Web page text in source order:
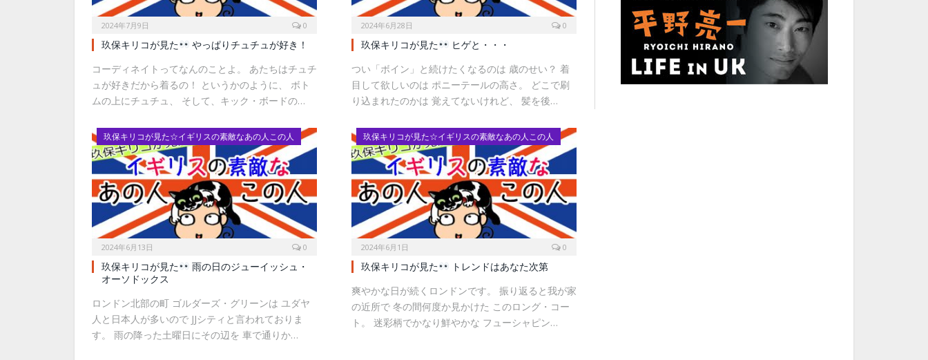
2024年7月9日 0
玖保キリコが見た
やっぱりチュチュが好き！
コーディネイトってなんのことよ。 あたちはチュチ
ュが好きだから着るの！ というかのように、 ボト
ムの上にチュチュ、 そして、キック・ボードの…
2024年6月28日 0
玖保キリコが見た
ヒゲと・・・
つい「ボイン」と続けたくなるのは 歳のせい？ 着
目して欲しいのは ポニーテールの高さ。 どこで刷
り込まれたのかは 覚えてないけれど、 髪を後…
玖保キリコが見た☆イギリスの素敵なあの人この人
2024年6月13日 0
玖保キリコが見た
雨の日のジューイッシュ・
オーソドックス
ロンドン北部の町 ゴルダーズ・グリーンは ユダヤ
人と日本人が多いので JJシティと言われておりま
す。 雨の降った土曜日にその辺を 車で通りか…
玖保キリコが見た☆イギリスの素敵なあの人この人
2024年6月1日 0
玖保キリコが見た
トレンドはあなた次第
爽やかな日が続くロンドンです。 振り返ると我が家
の近所で 冬の間何度か見かけた このロング・コー
ト。 迷彩柄でかなり鮮やかな フューシャピン…